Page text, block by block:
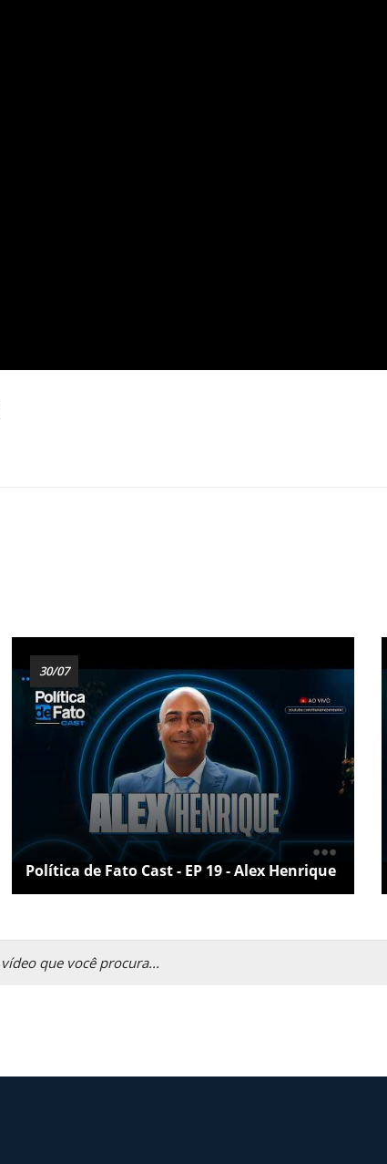
30/07
Política de Fato Cast - EP 19 - Alex Henrique